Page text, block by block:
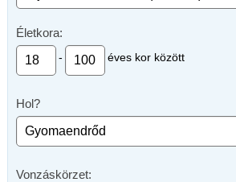
Életkora:
- éves kor között
Hol?
Vonzáskörzet: